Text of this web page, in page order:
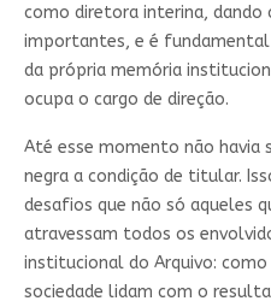
como diretora interina, dando
importantes, e é
da própria memória
ocupa o cargo de direção.
Até esse momento não havia
negra a condição de titular.
desafios que não só aqueles
atravessam todos os
institucional do Arquivo:
sociedade lidam com o